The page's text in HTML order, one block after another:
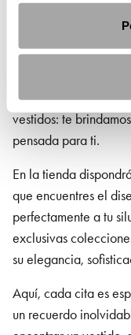
¿Por qué
Sabemos que elegir
única y llena de
en Sevillate
vestidos: te
pensada para ti.
En la tienda
que encuentres el
perfectamente a tu
exclusivas
su elegancia,
Aquí, cada cita es
un recuerdo